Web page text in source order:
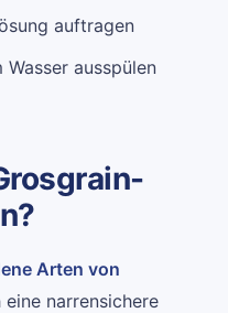
auftragen
ausspülen
Arten von
narrensichere